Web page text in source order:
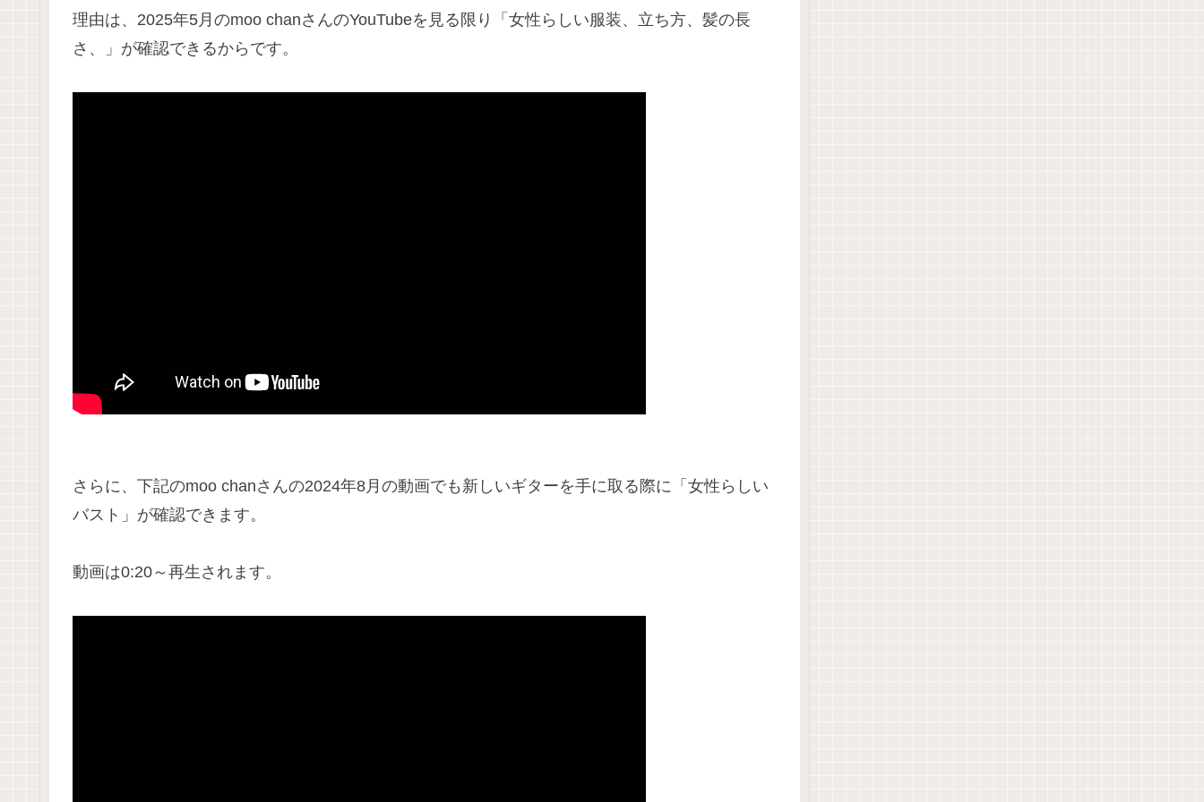
理由は、2025年5月のmoo chanさんのYouTubeを見る限り「女性らしい服装、立ち方、髪の長
さ、」が確認できるからです。
さらに、下記のmoo chanさんの2024年8月の動画でも新しいギターを手に取る際に「女性らしい
バスト」が確認できます。
動画は0:20～再生されます。